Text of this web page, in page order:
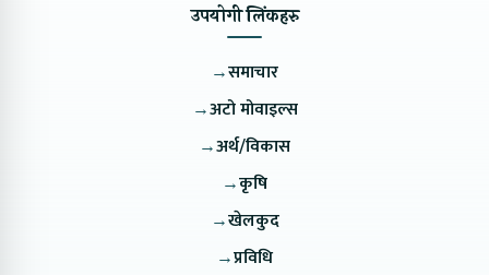
उपयोगी लिंकहरु
→समाचार
→अटो मोवाइल्स
→अर्थ/विकास
→कृषि
→खेलकुद
→प्रविधि